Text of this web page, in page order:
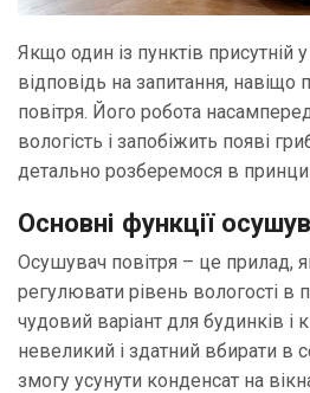
Якщо один із пунктів присутній
відповідь на запитання, навіщо
повітря. Його робота
вологість і запобіжить появі
детально розберемося в
Основні функції
Осушувач повітря – це прилад,
регулювати рівень вологості в
чудовий варіант для будинків і
невеликий і здатний вбирати в
змогу усунути конденсат на